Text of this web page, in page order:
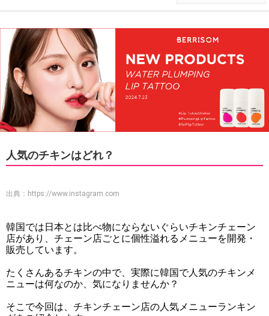
人気のチキンはどれ？
出典： https://www.instagram.com
韓国では日本とは比べ物にならないぐらいチキンチェーン
店があり、チェーン店ごとに個性溢れるメニューを開発・
販売しています。
たくさんあるチキンの中で、実際に韓国で人気のチキンメ
ニューは何なのか、気になりませんか？
そこで今回は、チキンチェーン店の人気メニューランキン